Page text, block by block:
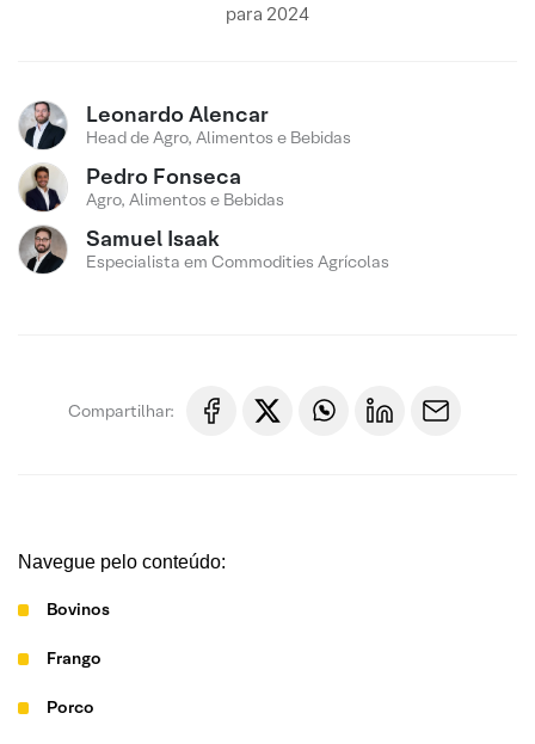
para 2024
Leonardo Alencar
Head de Agro, Alimentos e Bebidas
Pedro Fonseca
Agro, Alimentos e Bebidas
Samuel Isaak
Especialista em Commodities Agrícolas
Compartilhar:
Navegue pelo conteúdo:
Bovinos
Frango
Porco